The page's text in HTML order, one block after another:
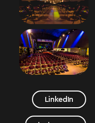
LinkedIn